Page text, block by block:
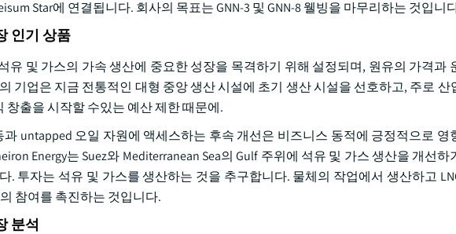
Star에 연결됩니다. 회사의 목표는 GNN-3 및 GNN-8 웰빙을 마무리하는 것입니
인기 상품
유 및 가스의 가속 생산에 중요한 성장을 목격하기 위해 설정되며, 원유의 가격과
기업은 지금 전통적인 대형 중앙 생산 시설에 초기 생산 시설을 선호하고, 주로 산
출을 시작할 수있는 예산 제한 때문에.
untapped 오일 자원에 액세스하는 후속 개선은 비즈니스 동적에 긍정적으로 영
Energy는 Suez와 Mediterranean Sea의 Gulf 주위에 석유 및 가스 생산을 개선
. 투자는 석유 및 가스를 생산하는 것을 추구합니다. 물체의 작업에서 생산하고
참여를 촉진하는 것입니다.
분석